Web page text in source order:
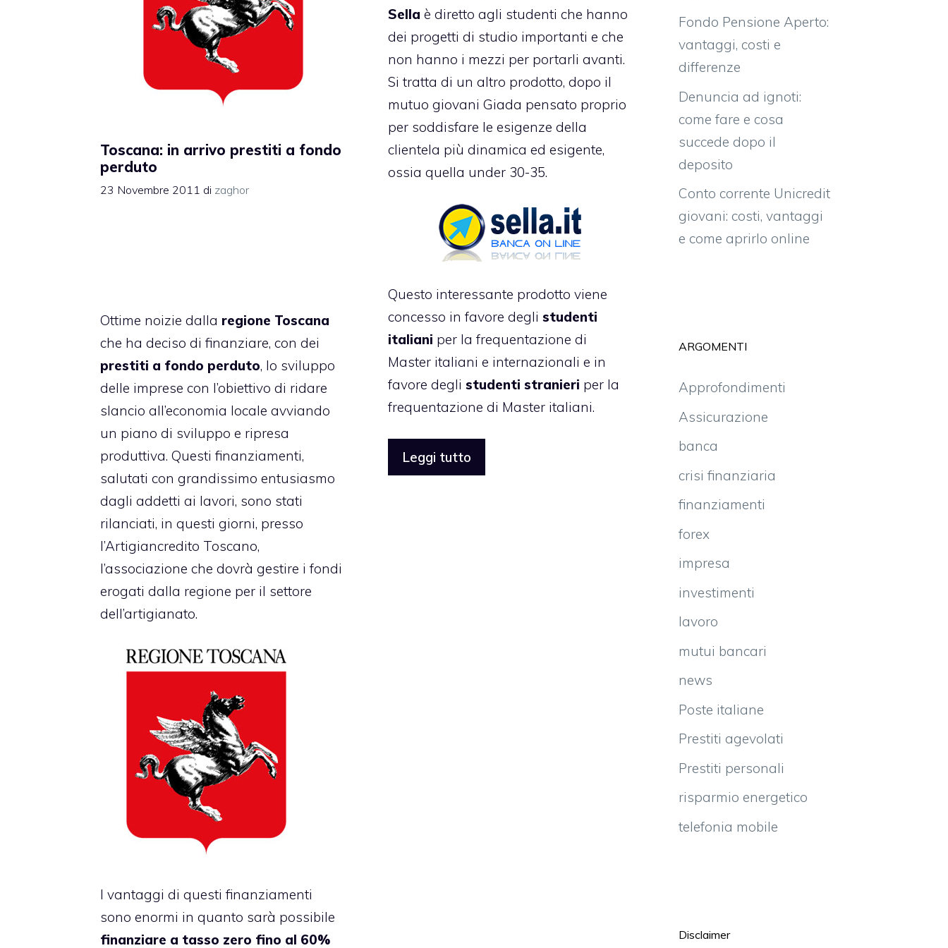
Toscana: in arrivo prestiti a fondo
perduto
23 Novembre 2011 di zaghor
Ottime noizie dalla regione Toscana
che ha deciso di finanziare, con dei
prestiti a fondo perduto, lo sviluppo
delle imprese con l’obiettivo di ridare
slancio all’economia locale avviando
un piano di sviluppo e ripresa
produttiva. Questi finanziamenti,
salutati con grandissimo entusiasmo
dagli addetti ai lavori, sono stati
rilanciati, in questi giorni, presso
l’Artigiancredito Toscano,
l’associazione che dovrà gestire i fondi
erogati dalla regione per il settore
dell’artigianato.
I vantaggi di questi finanziamenti
sono enormi in quanto sarà possibile
finanziare a tasso zero fino al 60%
Sella è diretto agli studenti che hanno
dei progetti di studio importanti e che
non hanno i mezzi per portarli avanti.
Si tratta di un altro prodotto, dopo il
mutuo giovani Giada pensato proprio
per soddisfare le esigenze della
clientela più dinamica ed esigente,
ossia quella under 30-35.
Questo interessante prodotto viene
concesso in favore degli studenti
italiani per la frequentazione di
Master italiani e internazionali e in
favore degli studenti stranieri per la
frequentazione di Master italiani.
Leggi tutto
Fondo Pensione Aperto:
vantaggi, costi e
differenze
Denuncia ad ignoti:
come fare e cosa
succede dopo il
deposito
Conto corrente Unicredit
giovani: costi, vantaggi
e come aprirlo online
ARGOMENTI
Approfondimenti
Assicurazione
banca
crisi finanziaria
finanziamenti
forex
impresa
investimenti
lavoro
mutui bancari
news
Poste italiane
Prestiti agevolati
Prestiti personali
risparmio energetico
telefonia mobile
Disclaimer